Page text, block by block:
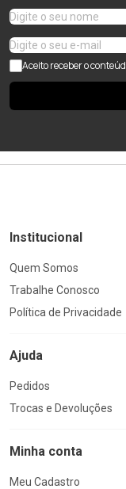
Aceito receber o
Institucional
Quem Somos
Trabalhe Conosco
Política de Privacidade
Ajuda
Pedidos
Trocas e Devoluções
Minha conta
Meu Cadastro